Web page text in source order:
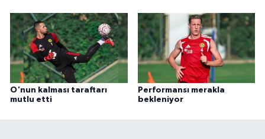
O'nun kalması taraftarı
mutlu etti
Performansı merakla
bekleniyor